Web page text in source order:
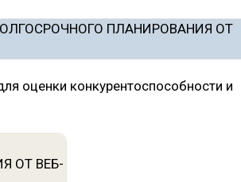
оценки конкурентоспособности и